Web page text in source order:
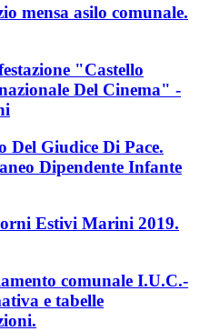
mensa asilo comunale.
"Castello
Del Cinema" -
Del Giudice Di Pace.
Dipendente Infante
Estivi Marini 2019.
comunale I.U.C.-
e tabelle